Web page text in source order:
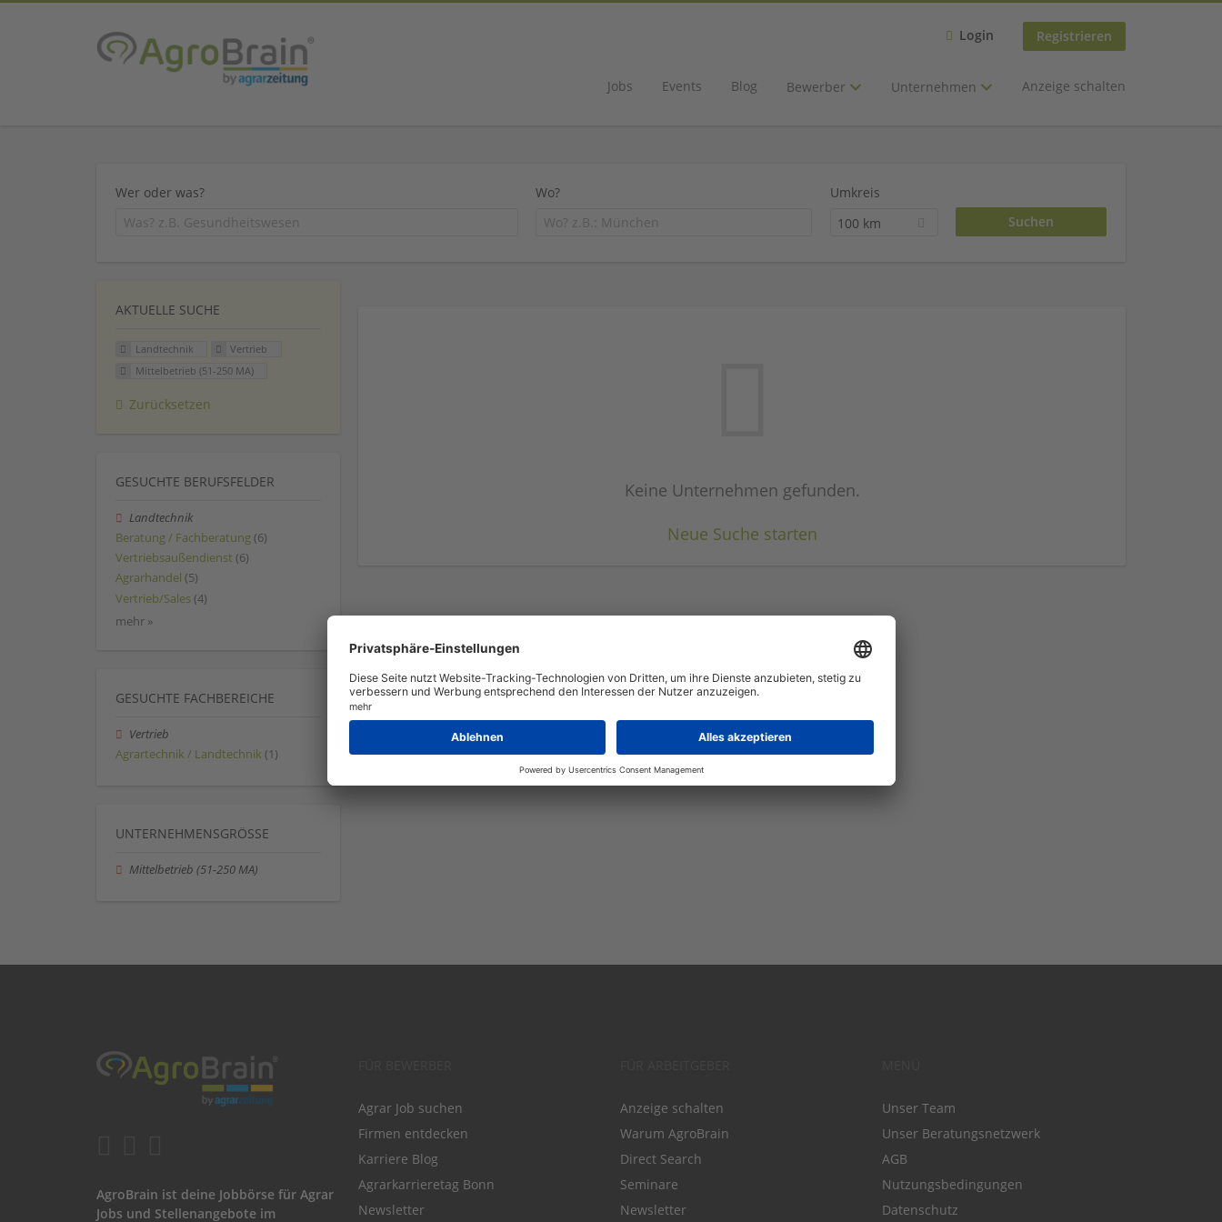
Login Registrieren
Jobs Events Blog Bewerber Unternehmen Anzeige schalten
Wer oder was? Wo?
Umkreis
100 km
Keine Unternehmen gefunden.
Neue Suche starten
AKTUELLE SUCHE
Landtechnik
Vertrieb
Mittelbetrieb (51-250 MA)
Zurücksetzen
GESUCHTE BERUFSFELDER
Landtechnik
Beratung / Fachberatung (6)
Vertriebsaußendienst (6)
Agrarhandel (5)
Vertrieb/Sales (4)
mehr »
GESUCHTE FACHBEREICHE
Vertrieb
Agrartechnik / Landtechnik (1)
UNTERNEHMENSGRÖSSE
Mittelbetrieb (51-250 MA)
AgroBrain ist deine Jobbörse für Agrar
Jobs und Stellenangebote im
Agrar Job suchen
Firmen entdecken
Karriere Blog
Agrarkarrieretag Bonn
Newsletter
Anzeige schalten
Warum AgroBrain
Direct Search
Seminare
Newsletter
Unser Team
Unser Beratungsnetzwerk
AGB
Nutzungsbedingungen
Datenschutz